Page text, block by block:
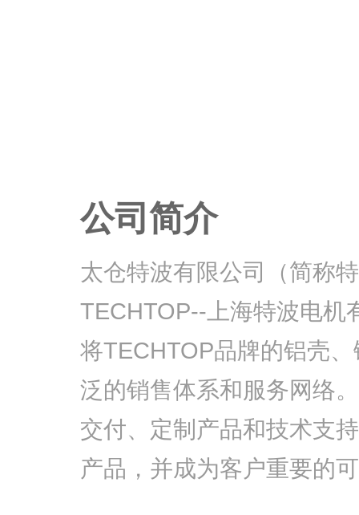
公司简介
太仓特波有限公司（简称
TECHTOP--上海特波电机
将TECHTOP品牌的铝壳
泛的销售体系和服务网络
交付、定制产品和技术支
产品，并成为客户重要的